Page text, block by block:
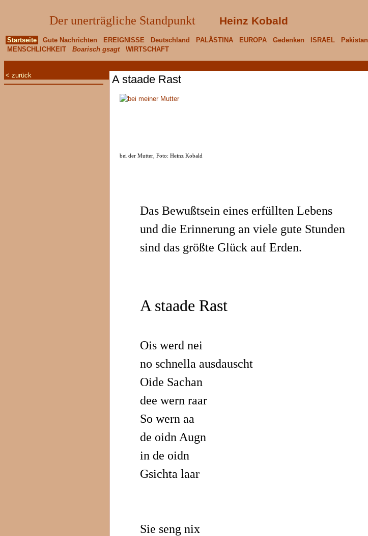
Der unerträgliche Standpunkt Heinz Kobald
Startseite Gute Nachrichten EREIGNISSE Deutschland PALÄSTINA EUROPA Gedenken ISRAEL Pakistan
MENSCHLICHKEIT
Boarisch gsagt WIRTSCHAFT
< zurück
A staade Rast
bei der Mutter, Foto: Heinz Kobald
Das Bewußtsein eines erfüllten Lebens
und die Erinnerung an viele gute Stunden
sind das größte Glück auf Erden.
A staade Rast
Ois werd nei
no schnella ausdauscht
Oide Sachan
dee wern raar
So wern aa
de oidn Augn
in de oidn
Gsichta laar
Sie seng nix